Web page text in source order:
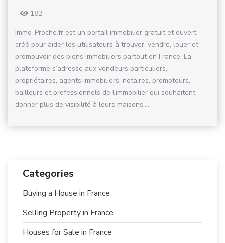
-
182
Immo-Proche.fr est un portail immobilier gratuit et ouvert,
créé pour aider les utilisateurs à trouver, vendre, louer et
promouvoir des biens immobiliers partout en France. La
plateforme s’adresse aux vendeurs particuliers,
propriétaires, agents immobiliers, notaires, promoteurs,
bailleurs et professionnels de l’immobilier qui souhaitent
donner plus de visibilité à leurs maisons,...
Categories
Buying a House in France
Selling Property in France
Houses for Sale in France